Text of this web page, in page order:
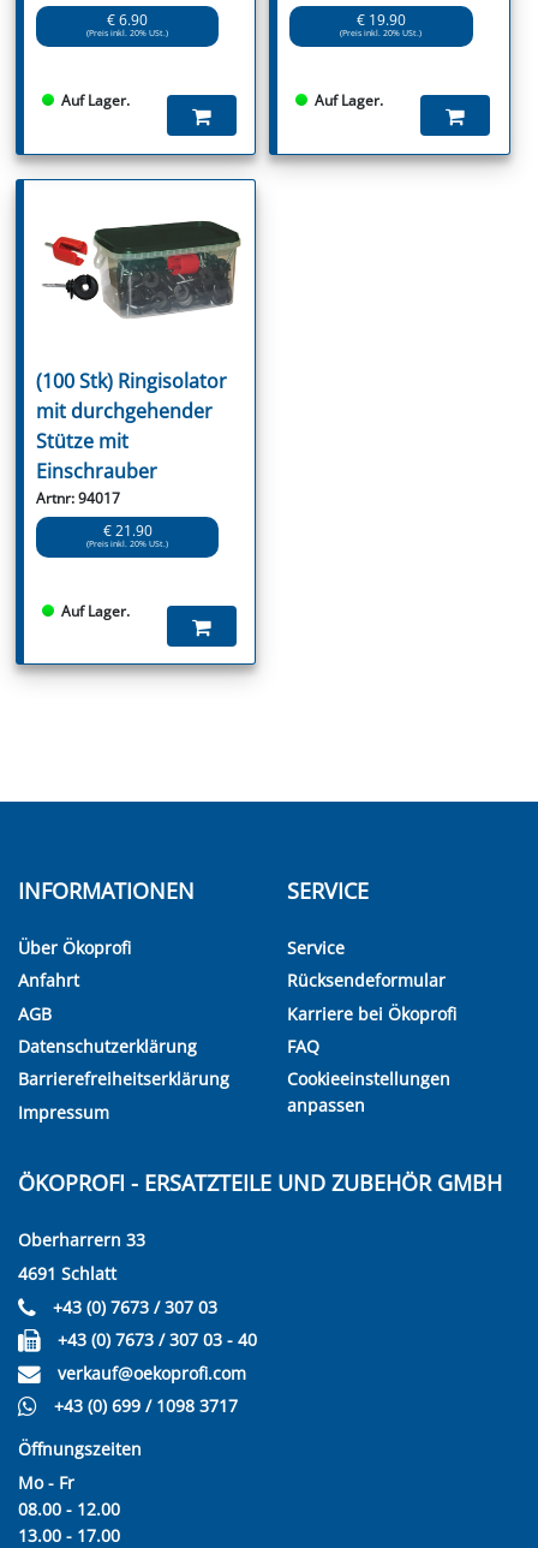
€ 6.90
(Preis inkl. 20% USt.)
Auf Lager.
€ 19.90
(Preis inkl. 20% USt.)
Auf Lager.
(100 Stk) Ringisolator
mit durchgehender
Stütze mit
Einschrauber
Artnr: 94017
€ 21.90
(Preis inkl. 20% USt.)
Auf Lager.
INFORMATIONEN
Über Ökoprofi
Anfahrt
AGB
Datenschutzerklärung
Barrierefreiheitserklärung
Impressum
SERVICE
Service
Rücksendeformular
Karriere bei Ökoprofi
FAQ
Cookieeinstellungen
anpassen
ÖKOPROFI - ERSATZTEILE UND ZUBEHÖR GMBH
Oberharrern 33
4691 Schlatt
+43 (0) 7673 / 307 03
+43 (0) 7673 / 307 03 - 40
verkauf@oekoprofi.com
+43 (0) 699 / 1098 3717
Öffnungszeiten
Mo - Fr
08.00 - 12.00
13.00 - 17.00